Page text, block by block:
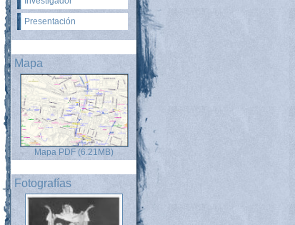
Presentación
Mapa
Mapa PDF (6.21MB)
Fotografías